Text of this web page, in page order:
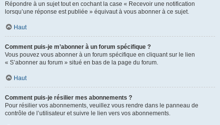
Répondre à un sujet tout en cochant la case « Recevoir une notification
lorsqu’une réponse est publiée » équivaut à vous abonner à ce sujet.
Haut
Comment puis-je m’abonner à un forum spécifique ?
Vous pouvez vous abonner à un forum spécifique en cliquant sur le lien
« S’abonner au forum » situé en bas de la page du forum.
Haut
Comment puis-je résilier mes abonnements ?
Pour résilier vos abonnements, veuillez vous rendre dans le panneau de
contrôle de l’utilisateur et suivre le lien vers vos abonnements.